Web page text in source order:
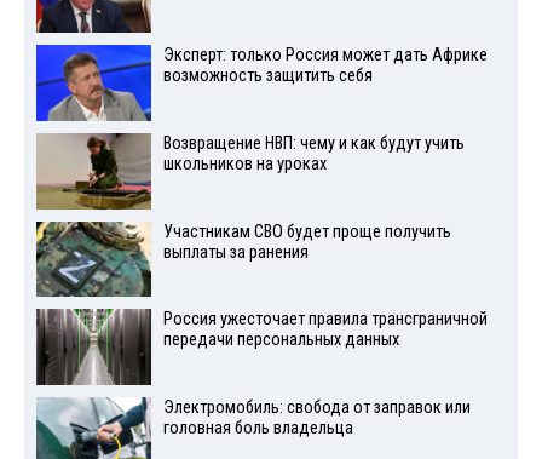
Эксперт: только Россия может дать Африке
возможность защитить себя
Возвращение НВП: чему и как будут учить
школьников на уроках
Участникам СВО будет проще получить
выплаты за ранения
Россия ужесточает правила трансграничной
передачи персональных данных
Электромобиль: свобода от заправок или
головная боль владельца